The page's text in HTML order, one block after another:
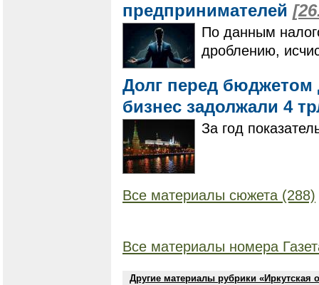
предпринимателей
По данным
дроблению,
Долг перед бюджетом
бизнес задолжали 4
За год
Все материалы сюжета (288)
Все материалы номера
Другие материалы рубрики «Иркутская